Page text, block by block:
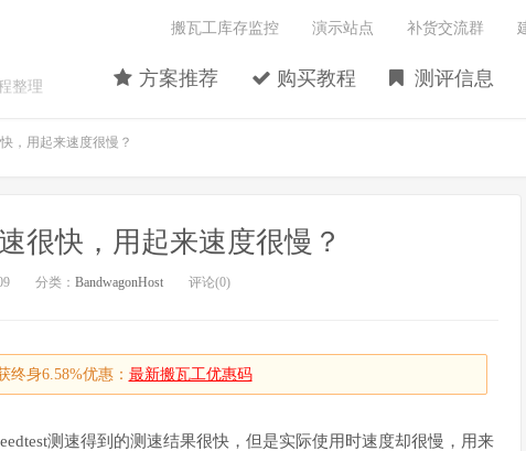
整理
方案推荐 购买教程 测评信息
搬瓦工库存监控 演示站点 补货交流群
，用起来速度很慢？
很快，用起来速度很慢？
分类： BandwagonHost 评论(0)
终身6.58%优惠： 最新搬瓦工优惠码
测速得到的测速结果很快，但是实际使用时速度却很慢，用来